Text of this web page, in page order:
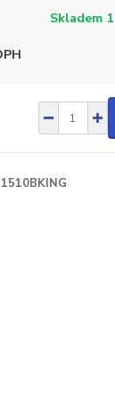
Skladem